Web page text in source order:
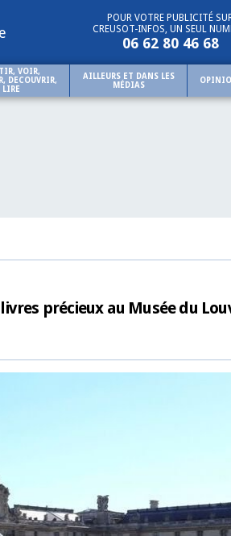
POUR VOTRE PUBLICITÉ
CREUSOT-INFOS, UN SEUL
06 62 80 46 68
VOIR,
DECOUVRIR,
LIRE
AILLEURS ET DANS LES
MÉDIAS
précieux au Musée du